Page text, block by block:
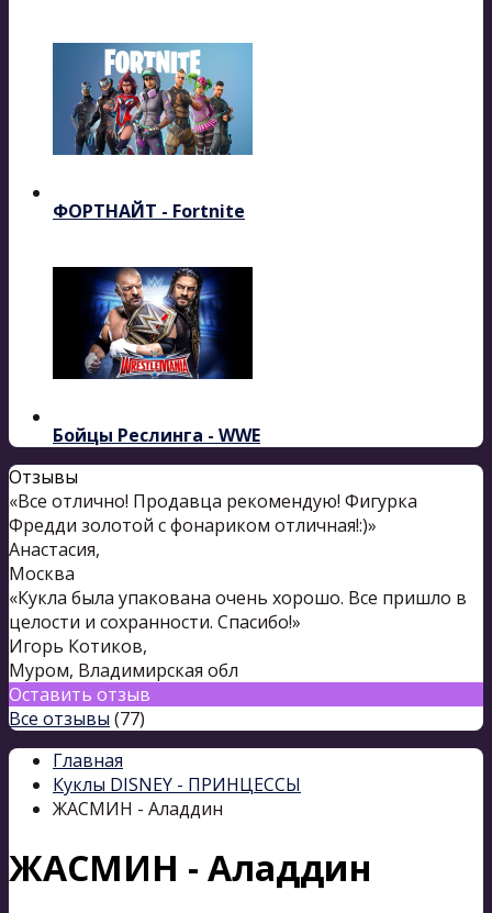
ФОРТНАЙТ - Fortnite
Бойцы Реслинга - WWE
Отзывы
«Все отлично! Продавца рекомендую! Фигурка
Фредди золотой с фонариком отличная!:)»
Анастасия,
Москва
«Кукла была упакована очень хорошо. Все пришло в
целости и сохранности. Спасибо!»
Игорь Котиков,
Муром, Владимирская обл
Оставить отзыв
Все отзывы (77)
Главная
Куклы DISNEY - ПРИНЦЕССЫ
ЖАСМИН - Аладдин
ЖАСМИН - Аладдин